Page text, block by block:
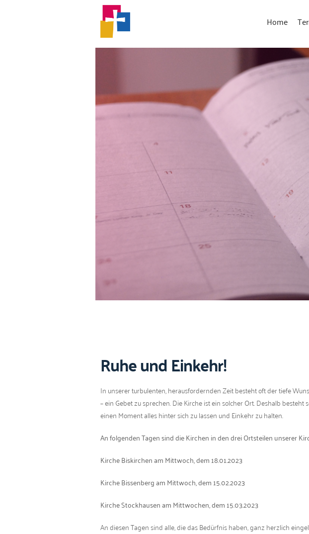
Home
Ruhe und Einkehr!
In unser­er tur­bu­len­ten, her­aus­fordern­den Zeit beste­ht oft der tiefe
– ein Gebet zu sprechen. Die Kirche ist ein solch­er Ort. Deshalb
einen Moment alles hin­ter sich zu lassen und Einkehr zu halten.
An fol­gen­den Tagen sind die Kirchen in den drei Ort­steilen unser­er
Kirche Biskirchen am Mittwoch, dem 18.01.2023
Kirche Bis­senberg am Mittwoch, dem 15.02.2023
Kirche Stock­hausen am Mittwochen, dem 15.03.2023
An diesen Tagen sind alle, die das Bedürf­nis haben, ganz her­zlich